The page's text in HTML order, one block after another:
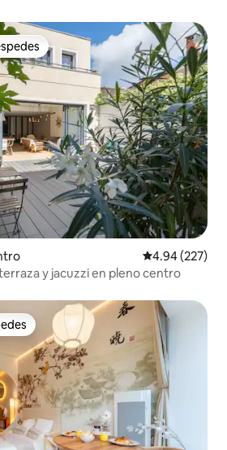
preferido
Calificación
4.94 (227)
y jacuzzi en pleno centro